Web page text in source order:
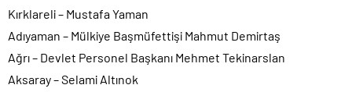
Kırklareli – Mustafa Yaman
Adıyaman – Mülkiye Başmüfettişi Mahmut Demirtaş
Ağrı – Devlet Personel Başkanı Mehmet Tekinarslan
Aksaray – Selami Altınok